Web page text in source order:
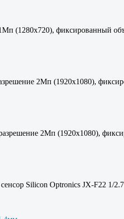
(1280х720), фиксированный
2Мп (1920х1080),
2Мп (1920х1080),
Silicon Optronics JX-F22 1/